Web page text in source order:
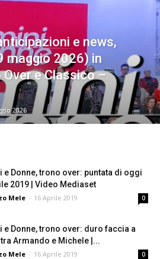
e news,
maggio 2026) in
e Classico –
2026
e Donne, trono over: puntata di oggi
2019 | Video Mediaset
Mele - 16 Aprile 2019 0
e Donne, trono over: duro faccia a
Armando e Michele |...
Mele - 16 Aprile 2019 0